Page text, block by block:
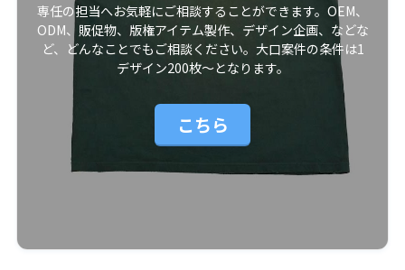
専任の担当へお気軽にご相談することができます。OEM、
ODM、販促物、版権アイテム製作、デザイン企画、などな
ど、どんなことでもご相談ください。大口案件の条件は1
デザイン200枚〜となります。
こちら